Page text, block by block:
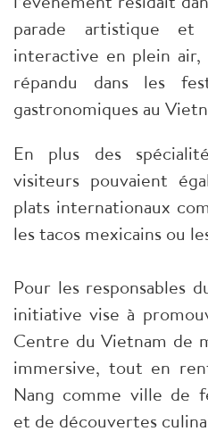
parade artistique et
interactive en plein
répandu dans les
gastronomiques au
En plus des
visiteurs pouvaient
plats internationaux
les tacos mexicains ou
Pour les responsables
initiative vise à
Centre du Vietnam de
immersive, tout en
Nang comme ville de
et de découvertes